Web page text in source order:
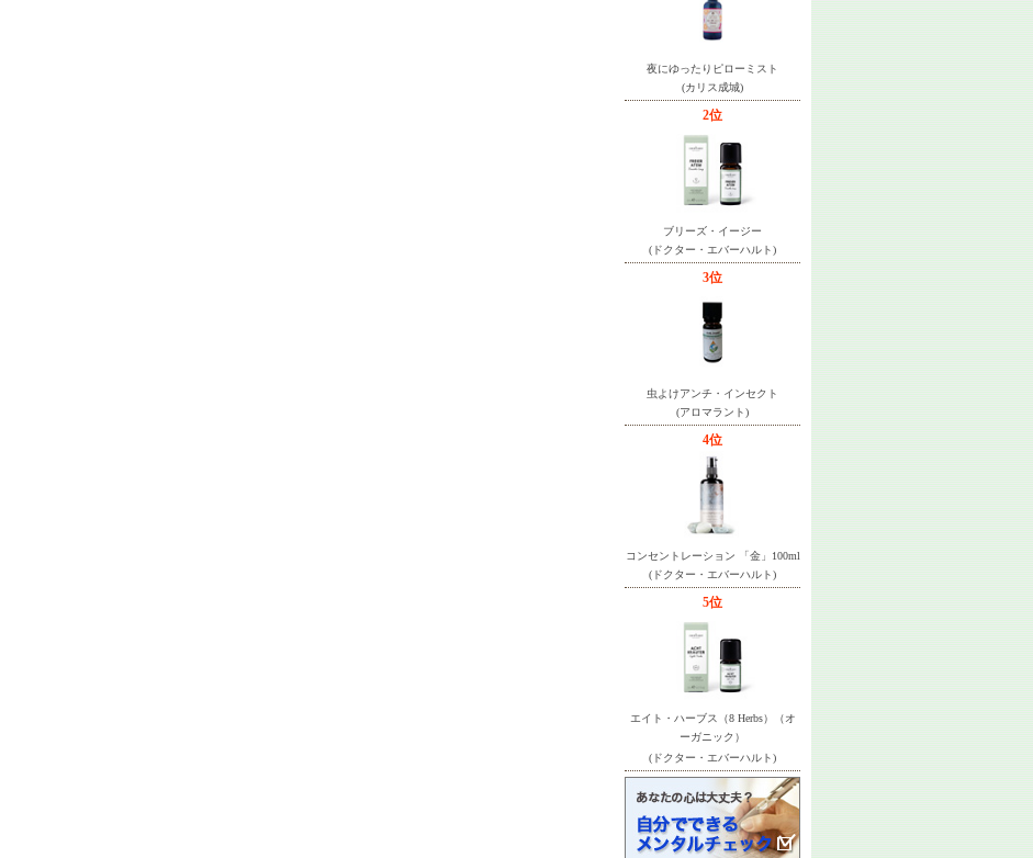
夜にゆったりピローミスト
(カリス成城)
2位
ブリーズ・イージー
(ドクター・エバーハルト)
3位
虫よけアンチ・インセクト
(アロマラント)
4位
コンセントレーション 「金」100ml
(ドクター・エバーハルト)
5位
エイト・ハーブス（8 Herbs）（オ
ーガニック）
(ドクター・エバーハルト)